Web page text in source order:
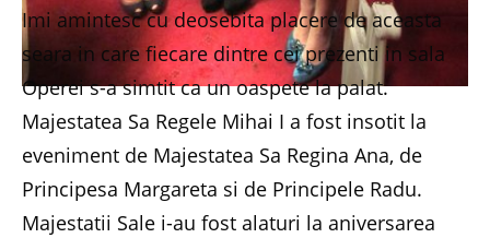
Imi amintesc cu deosebita placere de aceasta
seara in care fiecare dintre cei prezenti in sala
Operei s-a simtit ca un oaspete la palat.
Majestatea Sa Regele Mihai I a fost insotit la
eveniment de Majestatea Sa Regina Ana, de
Principesa Margareta si de Principele Radu.
Majestatii Sale i-au fost alaturi la aniversarea